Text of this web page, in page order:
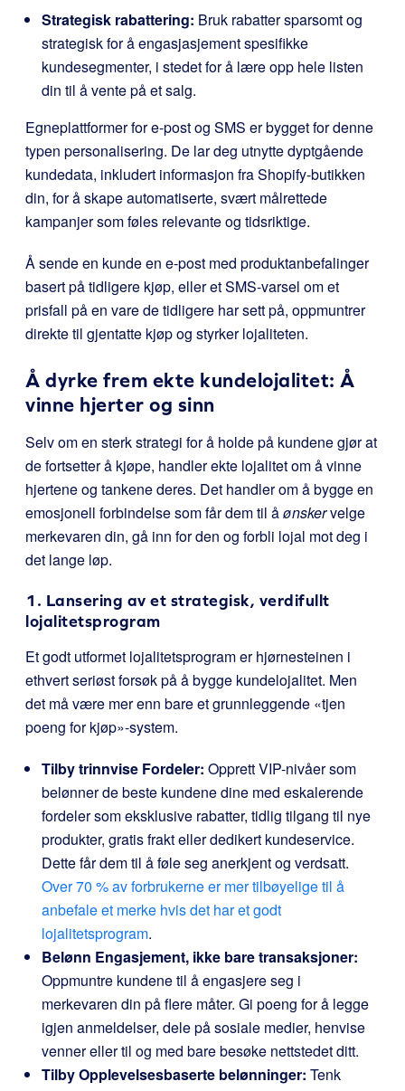
Strategisk rabattering: Bruk rabatter sparsomt og
strategisk for å engasjasjement spesifikke
kundesegmenter, i stedet for å lære opp hele listen
din til å vente på et salg.
Egneplattformerfore-postog SMS er bygget for denne
typen personalisering. De lar deg utnytte dyptgående
kundedata, inkludert informasjon fra Shopify-butikken
din, for å skape automatiserte, svært målrettede
kampanjer som føles relevante og tidsriktige.
Å sende en kunde en e-post med produktanbefalinger
basert på tidligere kjøp, eller et SMS-varsel om et
prisfall på en vare de tidligere har sett på, oppmuntrer
direkte til gjentatte kjøp og styrker lojaliteten.
Å dyrke frem ekte kundelojalitet: Å
vinne hjerter og sinn
Selv om en sterk strategi for å holde på kundene gjør at
de fortsetter å kjøpe, handler ekte lojalitet om å vinne
hjertene og tankene deres. Det handler om å bygge en
emosjonell forbindelse som får dem til åønskervelge
merkevaren din, gå inn for den og forbli lojal mot deg i
det lange løp.
1. Lansering av et strategisk, verdifullt
lojalitetsprogram
Et godt utformet lojalitetsprogram er hjørnesteinen i
ethvert seriøst forsøk på å bygge kundelojalitet. Men
det må være mer enn bare et grunnleggende «tjen
poeng for kjøp»-system.
Tilby trinnvise Fordeler: Opprett VIP-nivåer som
belønner de beste kundene dine med eskalerende
fordeler som eksklusive rabatter, tidlig tilgang til nye
produkter, gratis frakt eller dedikert kundeservice.
Dette får dem til å føle seg anerkjent og verdsatt.
Over 70 % av forbrukerne er mer tilbøyelige til å
anbefale et merke hvis det har et godt
lojalitetsprogram.
Belønn Engasjement, ikke bare transaksjoner:
Oppmuntre kundene til å engasjere seg i
merkevaren din på flere måter. Gi poeng for å legge
igjen anmeldelser, dele på sosiale medier, henvise
venner eller til og med bare besøke nettstedet ditt.
Tilby Opplevelsesbaserte belønninger: Tenk